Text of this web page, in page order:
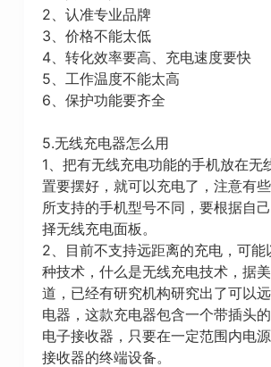
2、认准专业品牌
3、价格不能太低
4、转化效率要高、充电速度要快
5、工作温度不能太高
6、保护功能要齐全
5.无线充电器怎么用
1、把有无线充电功能的手机放在无
置要摆好，就可以充电了，注意有
所支持的手机型号不同，要根据自
择无线充电面板。
2、目前不支持远距离的充电，可能
种技术，什么是无线充电技术，据
道，已经有研究机构研究出了可以
电器，这款充电器包含一个带插头
电子接收器，只要在一定范围内电
接收器的终端设备。